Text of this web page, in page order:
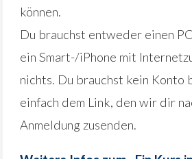
können.
Du brauchst entweder einen
ein Smart-/iPhone mit
nichts. Du brauchst kein Konto
einfach dem Link, den wir dir
Anmeldung zusenden.